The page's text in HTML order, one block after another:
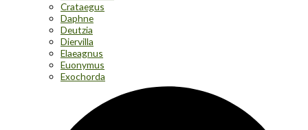
Crataegus
Daphne
Deutzia
Diervilla
Elaeagnus
Euonymus
Exochorda